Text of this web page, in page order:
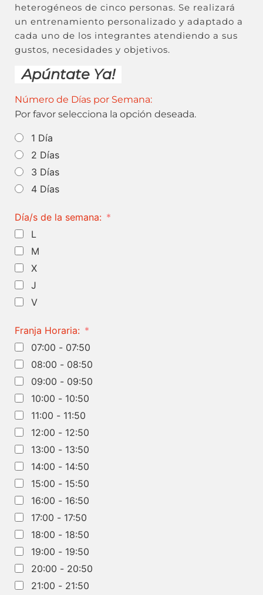
Apúntate Ya!
Número de Días por Semana:
Por favor selecciona la opción deseada.
1 Día
2 Días
3 Días
4 Días
Día/s de la semana:
L
M
X
J
V
Franja Horaria:
07:00 - 07:50
08:00 - 08:50
09:00 - 09:50
10:00 - 10:50
11:00 - 11:50
12:00 - 12:50
13:00 - 13:50
14:00 - 14:50
15:00 - 15:50
16:00 - 16:50
17:00 - 17:50
18:00 - 18:50
19:00 - 19:50
20:00 - 20:50
21:00 - 21:50
heterogéneos de cinco personas. Se realizará
un entrenamiento personalizado y adaptado a
cada uno de los integrantes atendiendo a sus
gustos, necesidades y objetivos.